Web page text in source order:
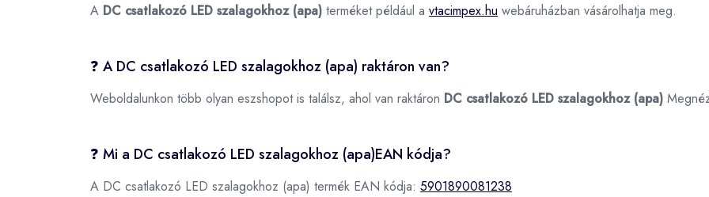
A DC csatlakozó LED szalagokhoz (apa) terméket például a vtacimpex.hu webáruházban vásárolhatja meg.
❓ A DC csatlakozó LED szalagokhoz (apa) raktáron van?
Weboldalunkon több olyan eszshopot is találsz, ahol van raktáron DC csatlakozó LED szalagokhoz (apa)
❓ Mi a DC csatlakozó LED szalagokhoz (apa)EAN kódja?
A DC csatlakozó LED szalagokhoz (apa) termék EAN kódja: 5901890081238